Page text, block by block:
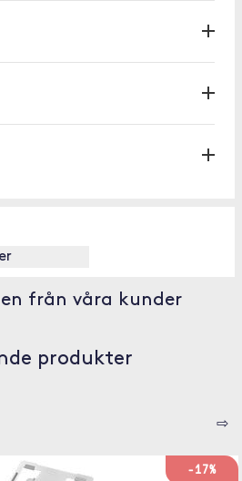
från våra kunder
produkter
⇨
-17%